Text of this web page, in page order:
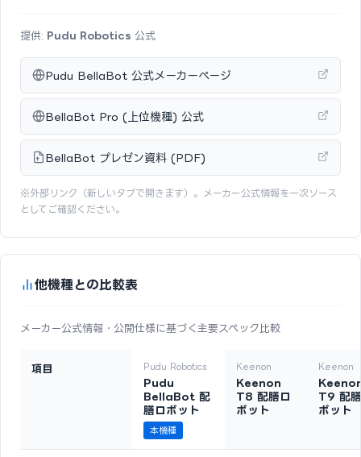
提供: Pudu Robotics 公式
Pudu BellaBot 公式メーカーページ
BellaBot Pro (上位機種) 公式
BellaBot プレゼン資料 (PDF)
※外部リンク（新しいタブで開きます）。メーカー公式情報を一次ソース
としてご確認ください。
他機種との比較表
メーカー公式情報・公開仕様に基づく主要スペック比較
項目 Pudu Robotics
Pudu
BellaBot 配
膳ロボット
本機種
Keenon
Keenon
T8 配膳ロ
ボット
Keenon
T9 配
ボット